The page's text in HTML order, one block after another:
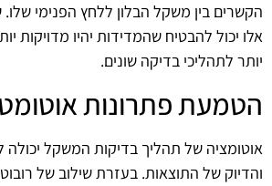
הקשרים בין משקל הבלון ללחץ הפנימי שלו.
אלו יכול להבטיח שהמדידות יהיו מדויקות
יותר לתהליכי בדיקה שונים.
הטמעת פתרונות
אוטומציה של תהליך בדיקות המשקל יכולה
והדיוק של התוצאות. בעזרת שילוב של